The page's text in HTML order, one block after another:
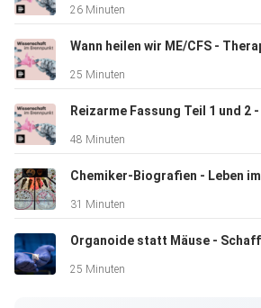
26 Minuten
25 Minuten
48 Minuten
31 Minuten
25 Minuten